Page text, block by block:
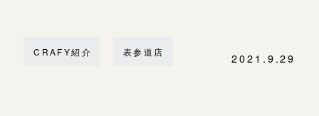
CRAFY紹介 表参道店 2021.9.29